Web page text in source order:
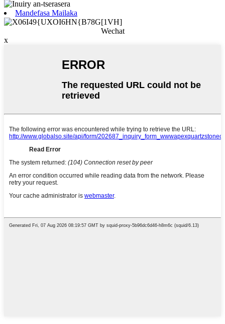
Mandefasa Mailaka
Wechat
x